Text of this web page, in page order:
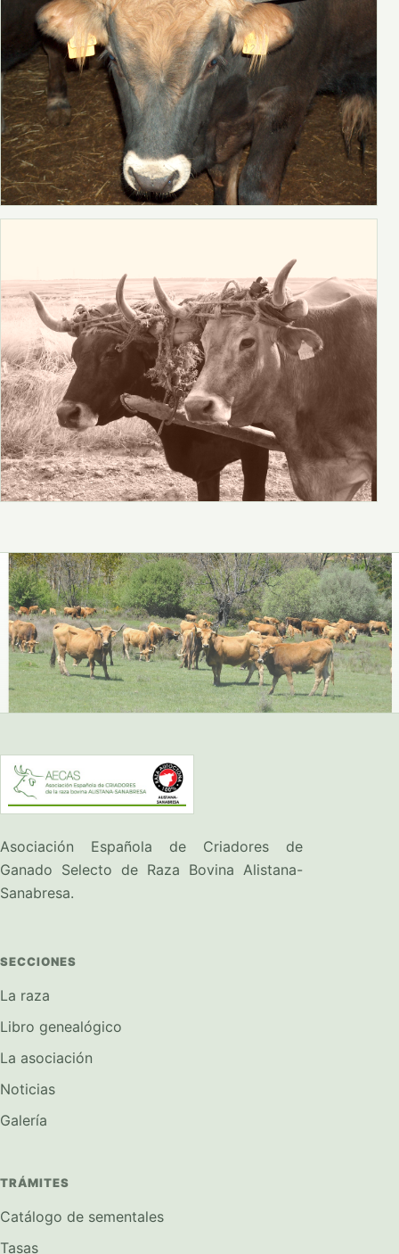
Asociación Española de Criadores de
Ganado Selecto de Raza Bovina Alistana-
Sanabresa.
SECCIONES
La raza
Libro genealógico
La asociación
Noticias
Galería
TRÁMITES
Catálogo de sementales
Tasas